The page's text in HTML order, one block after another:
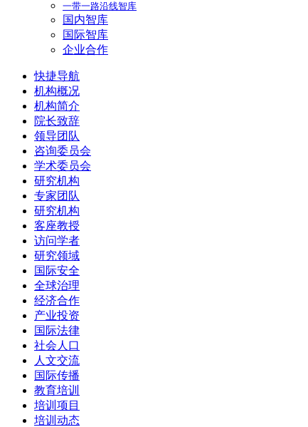
一带一路沿线智库
国内智库
国际智库
企业合作
快捷导航
机构概况
机构简介
院长致辞
领导团队
咨询委员会
学术委员会
研究机构
专家团队
研究机构
客座教授
访问学者
研究领域
国际安全
全球治理
经济合作
产业投资
国际法律
社会人口
人文交流
国际传播
教育培训
培训项目
培训动态